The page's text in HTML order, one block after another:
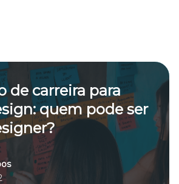
de carreira para
quem pode ser